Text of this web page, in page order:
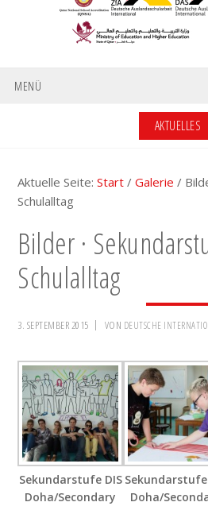
MENÜ
AKTUELLES
Aktuelle Seite:Start / Galerie /
Schulalltag
Bilder ·
Schulalltag
3. SEPTEMBER 2015 VON DEUTSCHE
Sekundarstufe DIS
Doha/Secondary
Sekundarstufe
Doha/